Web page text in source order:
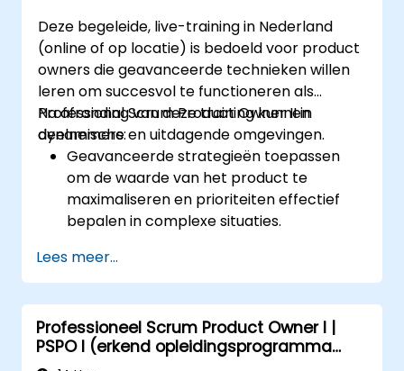
Deze begeleide, live-training in Nederland
(online of op locatie) is bedoeld voor product
owners die geavanceerde technieken willen
leren om succesvol te functioneren als
Professional Scrum Product Owner II in
dynamische en uitdagende omgevingen.
Na afronding van deze training kunnen
deelnemers:
Geavanceerde strategieën toepassen
om de waarde van het product te
maximaliseren en prioriteiten effectief
bepalen in complexe situaties.
backlogsbeheer zodat het team werkt
aan de meest waardevolle onderdelen,
en samenwerken met belanghebbenden
om gebruikersverhalen te verfijnen en op
te splitsen.
Lees meer...
Professioneel Scrum Product Owner I |
PSPO I (erkend opleidingsprogramma
met examen en certificering van